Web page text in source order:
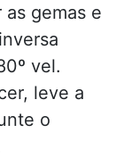
gemas e
vel.
leve a
o